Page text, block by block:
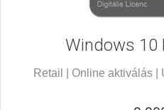
Windows 10
Retail | Online aktiválás |